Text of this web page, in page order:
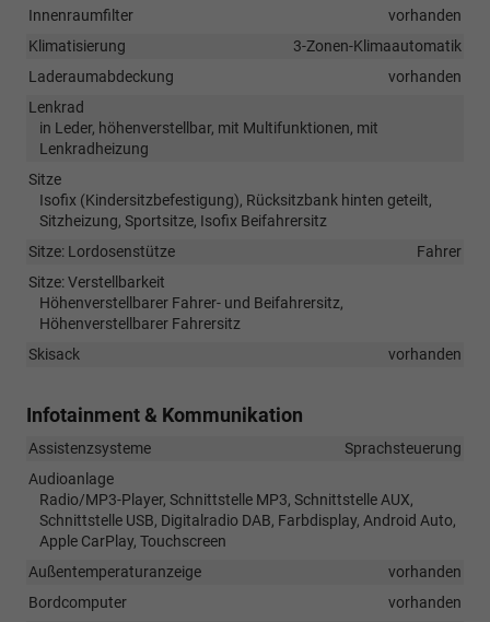
Innenraumfilter
vorhanden
Klimatisierung
3-Zonen-Klimaautomatik
Laderaumabdeckung
vorhanden
Lenkrad
in Leder, höhenverstellbar, mit Multifunktionen, mit
Lenkradheizung
Sitze
Isofix (Kindersitzbefestigung), Rücksitzbank hinten geteilt,
Sitzheizung, Sportsitze, Isofix Beifahrersitz
Sitze: Lordosenstütze
Fahrer
Sitze: Verstellbarkeit
Höhenverstellbarer Fahrer- und Beifahrersitz,
Höhenverstellbarer Fahrersitz
Skisack
vorhanden
Infotainment & Kommunikation
Assistenzsysteme
Sprachsteuerung
Audioanlage
Radio/MP3-Player, Schnittstelle MP3, Schnittstelle AUX,
Schnittstelle USB, Digitalradio DAB, Farbdisplay, Android Auto,
Apple CarPlay, Touchscreen
Außentemperaturanzeige
vorhanden
Bordcomputer
vorhanden